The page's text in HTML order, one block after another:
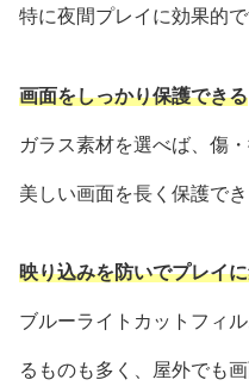
特に夜間プレイに効果的で
画面をしっかり保護できる
ガラス素材を選べば、傷
美しい画面を長く保護でき
映り込みを防いでプレイ
ブルーライトカットフィ
るものも多く、屋外でも